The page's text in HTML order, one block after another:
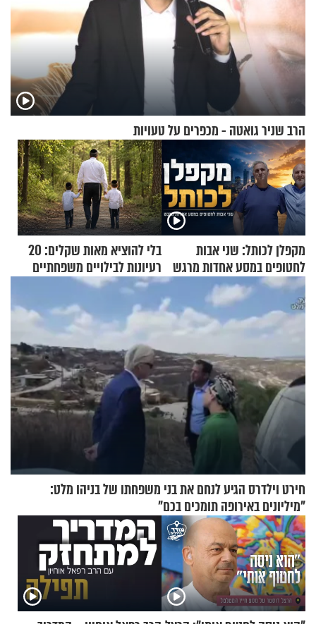
הרב שניר גואטה - מכפרים על טעויות
מקפלן לכותל: שני אבות
לחטופים במסע אחדות מרגש
בלי להוציא מאות שקלים: 20
רעיונות לבילויים משפחתיים
כמעט בחינם
חירט וילדרס הגיע לנחם את בני משפחתו של בניהו מלט:
"מיליונים באירופה תומכים בכם"